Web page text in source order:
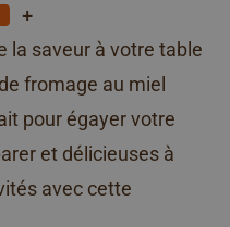
+
la saveur à votre table
fromage au miel
pour égayer votre
et délicieuses à
avec cette